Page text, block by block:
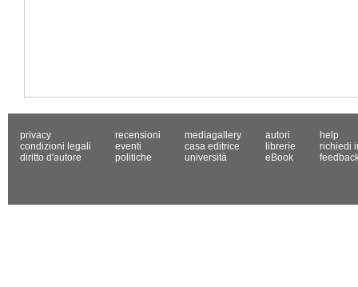
privacy
condizioni legali
diritto d'autore
recensioni
eventi
politiche
mediagallery
casa editrice
università
autori
librerie
eBook
help
richiedi